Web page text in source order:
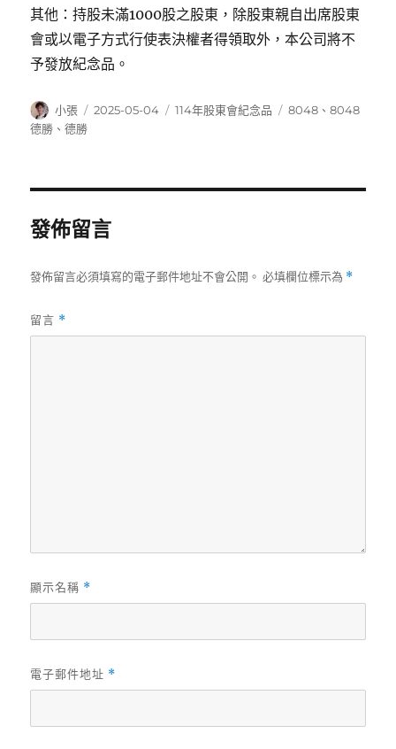
其他：持股未滿1000股之股東，除股東親自出席股東
會或以電子方式行使表決權者得領取外，本公司將不
予發放紀念品。
作
者
小張
發
2025-05-04
分
114年股東會紀念品
標
8048 、8048
德勝 、德勝
發佈留言
發佈留言必須填寫的電子郵件地址不會公開。 必填欄位標示為 *
留言 *
顯示名稱 *
電子郵件地址 *